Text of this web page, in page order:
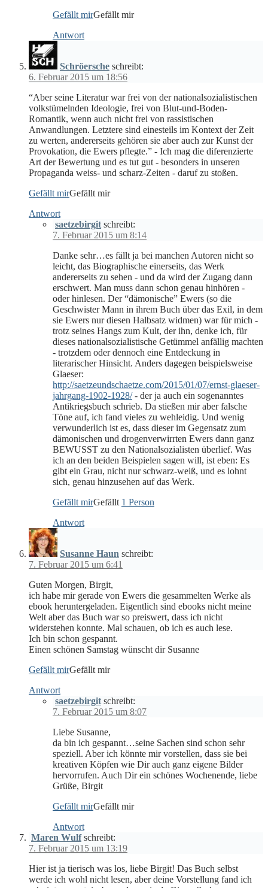
Gefällt mirGefällt mir
Antwort
Schröersche schreibt:
6. Februar 2015 um 18:56
“Aber seine Literatur war frei von der nationalsozialistischen
volkstümelnden Ideologie, frei von Blut-und-Boden-
Romantik, wenn auch nicht frei von rassistischen
Anwandlungen. Letztere sind einesteils im Kontext der Zeit
zu werten, andererseits gehören sie aber auch zur Kunst der
Provokation, die Ewers pflegte.” - Ich mag die diferenzierte
Art der Bewertung und es tut gut - besonders in unseren
Propaganda weiss- und scharz-Zeiten - daruf zu stoßen.
Gefällt mirGefällt mir
Antwort
saetzebirgit schreibt:
7. Februar 2015 um 8:14
Danke sehr…es fällt ja bei manchen Autoren nicht so
leicht, das Biographische einerseits, das Werk
andererseits zu sehen - und da wird der Zugang dann
erschwert. Man muss dann schon genau hinhören -
oder hinlesen. Der “dämonische” Ewers (so die
Geschwister Mann in ihrem Buch über das Exil, in dem
sie Ewers nur diesen Halbsatz widmen) war für mich -
trotz seines Hangs zum Kult, der ihn, denke ich, für
dieses nationalsozialistische Getümmel anfällig machten
- trotzdem oder dennoch eine Entdeckung in
literarischer Hinsicht. Anders dagegen beispielsweise
Glaeser:
http://saetzeundschaetze.com/2015/01/07/ernst-glaeser-
jahrgang-1902-1928/- der ja auch ein sogenanntes
Antikriegsbuch schrieb. Da stießen mir aber falsche
Töne auf, ich fand vieles zu wehleidig. Und wenig
verwunderlich ist es, dass dieser im Gegensatz zum
dämonischen und drogenverwirrten Ewers dann ganz
BEWUSST zu den Nationalsozialisten überlief. Was
ich an den beiden Beispielen sagen will, ist eben: Es
gibt ein Grau, nicht nur schwarz-weiß, und es lohnt
sich, genau hinzusehen auf das Werk.
Gefällt mirGefällt 1 Person
Antwort
Susanne Haun schreibt:
7. Februar 2015 um 6:41
Guten Morgen, Birgit,
ich habe mir gerade von Ewers die gesammelten Werke als
ebook heruntergeladen. Eigentlich sind ebooks nicht meine
Welt aber das Buch war so preiswert, dass ich nicht
widerstehen konnte. Mal schauen, ob ich es auch lese.
Ich bin schon gespannt.
Einen schönen Samstag wünscht dir Susanne
Gefällt mirGefällt mir
Antwort
saetzebirgit schreibt:
7. Februar 2015 um 8:07
Liebe Susanne,
da bin ich gespannt…seine Sachen sind schon sehr
speziell. Aber ich könnte mir vorstellen, dass sie bei
kreativen Köpfen wie Dir auch ganz eigene Bilder
hervorrufen. Auch Dir ein schönes Wochenende, liebe
Grüße, Birgit
Gefällt mirGefällt mir
Antwort
Maren Wulf schreibt:
7. Februar 2015 um 13:19
Hier ist ja tierisch was los, liebe Birgit! Das Buch selbst
werde ich wohl nicht lesen, aber deine Vorstellung fand ich